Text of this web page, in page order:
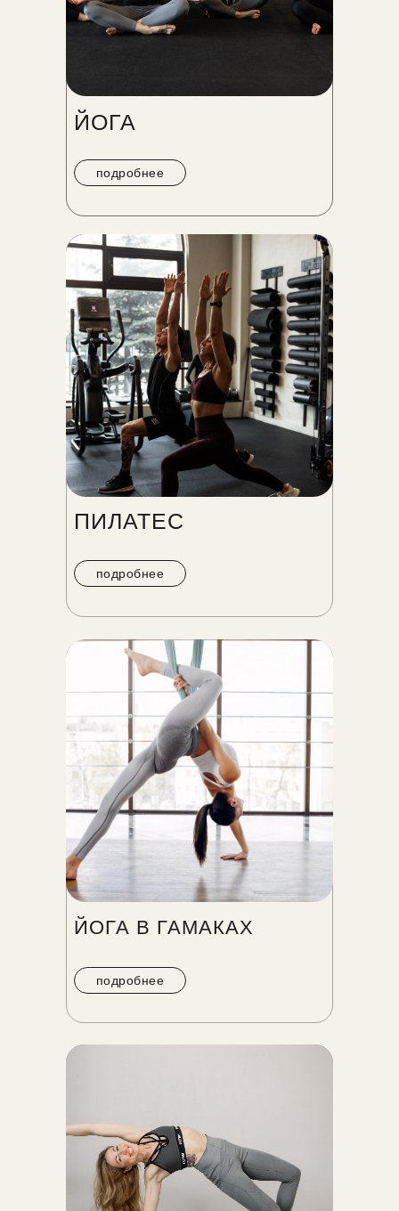
ЙОГА
подробнее
ПИЛАТЕС
подробнее
подробнее
ЙОГА В ГАМАКАХ